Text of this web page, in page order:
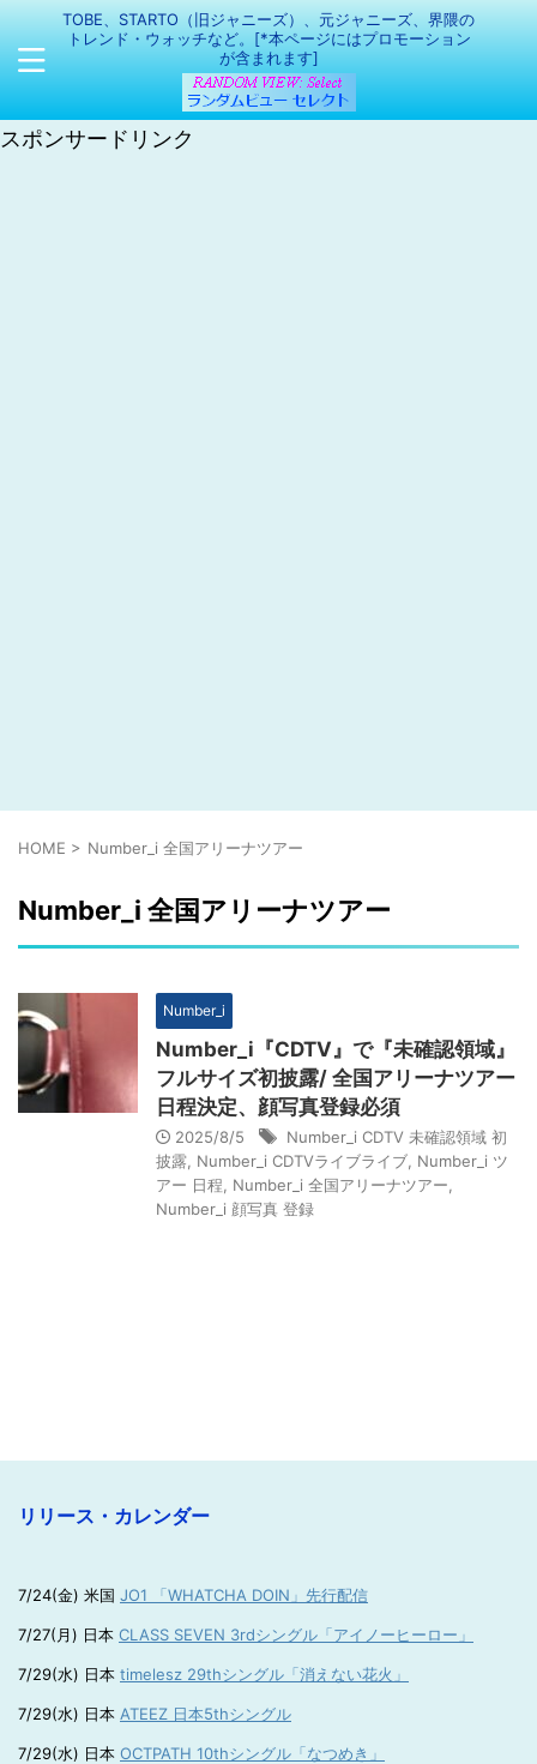
TOBE、STARTO（旧ジャニーズ）、元ジャニーズ、界隈の
トレンド・ウォッチなど。[*本ページにはプロモーション
が含まれます]
スポンサードリンク
HOME > Number_i 全国アリーナツアー
Number_i 全国アリーナツアー
Number_i
Number_i『CDTV』で『未確認領域』
フルサイズ初披露/ 全国アリーナツアー
日程決定、顔写真登録必須
2025/8/5
Number_i CDTV 未確認領域 初
披露 Number_i CDTVライブライブ Number_i ツ
アー 日程
Number_i 全国アリーナツアー
Number_i 顔写真 登録
リリース・カレンダー
7/24(金) 米国 JO1 「WHATCHA DOIN」先行配信
7/27(月) 日本 CLASS SEVEN 3rdシングル「アイノーヒーロー」
7/29(水) 日本 timelesz 29thシングル「消えない花火」
7/29(水) 日本 ATEEZ 日本5thシングル
7/29(水) 日本 OCTPATH 10thシングル「なつめき」